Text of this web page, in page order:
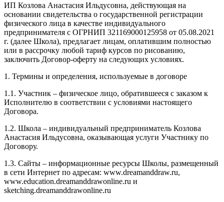
ИП Козлова Анастасия Ильдусовна, действующая на
основании свидетельства о государственной регистрации
физического лица в качестве индивидуального
предпринимателя с ОГРНИП 321169000125958 от 05.08.2021
г. (далее Школа), предлагает лицам, оплатившим полностью
или в рассрочку любой тариф курсов по рисованию,
заключить Договор-оферту на следующих условиях.
1. Термины и определения, используемые в договоре
1.1. Участник – физическое лицо, обратившееся с заказом к
Исполнителю в соответствии с условиями настоящего
Договора.
1.2. Школа – индивидуальный предприниматель Козлова
Анастасия Ильдусовна, оказывающая услуги Участнику по
Договору.
1.3. Сайты – информационные ресурсы Школы, размещенный
в сети Интернет по адресам: www.dreamanddraw.ru,
www.education.dreamanddrawonline.ru и
sketching.dreamanddrawonline.ru